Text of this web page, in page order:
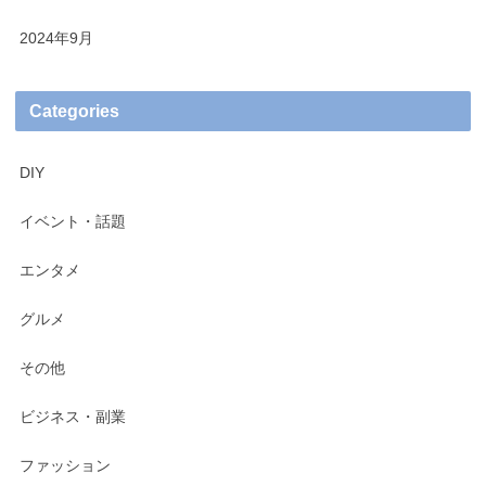
2024年9月
Categories
DIY
イベント・話題
エンタメ
グルメ
その他
ビジネス・副業
ファッション